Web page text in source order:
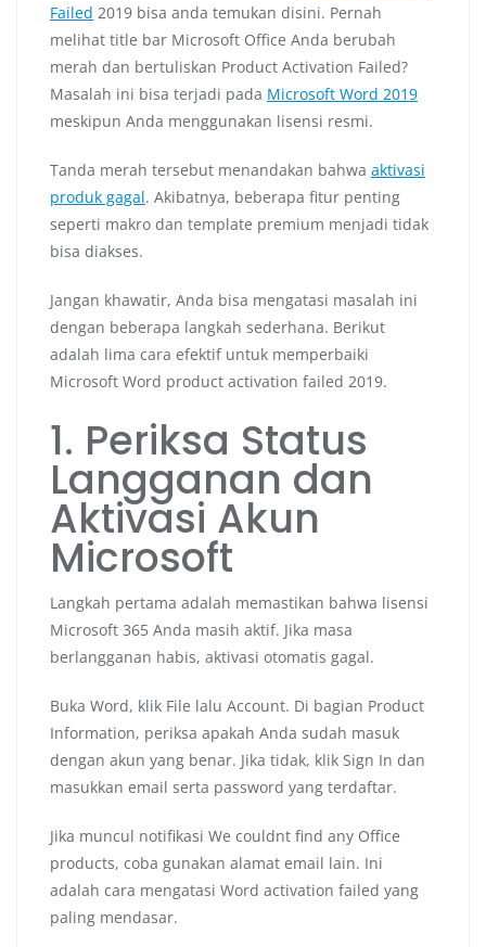
Failed 2019 bisa anda temukan disini. Pernah
melihat title bar Microsoft Office Anda berubah
merah dan bertuliskan Product Activation Failed?
Masalah ini bisa terjadi pada Microsoft Word 2019
meskipun Anda menggunakan lisensi resmi.
Tanda merah tersebut menandakan bahwa aktivasi
produk gagal. Akibatnya, beberapa fitur penting
seperti makro dan template premium menjadi tidak
bisa diakses.
Jangan khawatir, Anda bisa mengatasi masalah ini
dengan beberapa langkah sederhana. Berikut
adalah lima cara efektif untuk memperbaiki
Microsoft Word product activation failed 2019.
1. Periksa Status
Langganan dan
Aktivasi Akun
Microsoft
Langkah pertama adalah memastikan bahwa lisensi
Microsoft 365 Anda masih aktif. Jika masa
berlangganan habis, aktivasi otomatis gagal.
Buka Word, klik File lalu Account. Di bagian Product
Information, periksa apakah Anda sudah masuk
dengan akun yang benar. Jika tidak, klik Sign In dan
masukkan email serta password yang terdaftar.
Jika muncul notifikasi We couldnt find any Office
products, coba gunakan alamat email lain. Ini
adalah cara mengatasi Word activation failed yang
paling mendasar.